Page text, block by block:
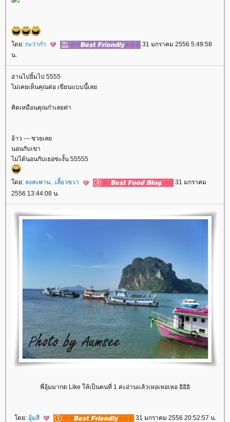
ดย: กะว่าก๋า
31 มกราคม 2556 5:49:58
น.
อ่านไปยิ้มไป 5555
ไม่เคยเห็นคุณต่อ เขียนแบบนี้เล
คิดเหมือนคุณก๋าเลยค่า
อ้าว --- ซวยเล
นอนกับเขา
ไม่ได้นอนกับเธอซะงั้น 55555
ดย: ลงสะพาน...เลี้ยวขวา
31 มกราคม
2556 13:44:08 น.
พี่อุ้มมากด Like ให้เป็นคนที่ 1 ค่ะอ่านแล้วเหอเหอเหอ อิอิอิ
ดย: อุ้มสี 31 มกราคม 2556 20:52:57 น.